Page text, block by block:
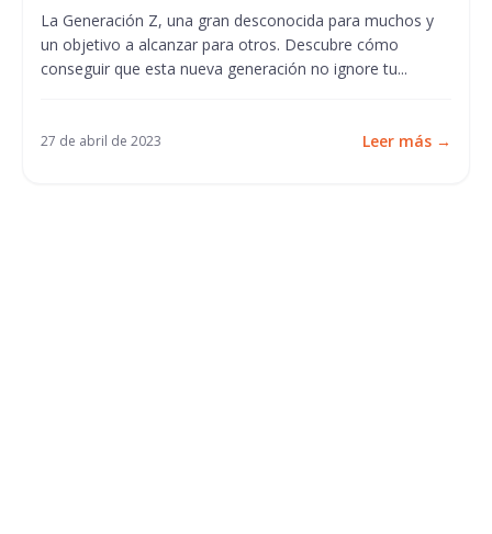
La Generación Z, una gran desconocida para muchos y
un objetivo a alcanzar para otros. Descubre cómo
conseguir que esta nueva generación no ignore tu...
27 de abril de 2023 Leer más →